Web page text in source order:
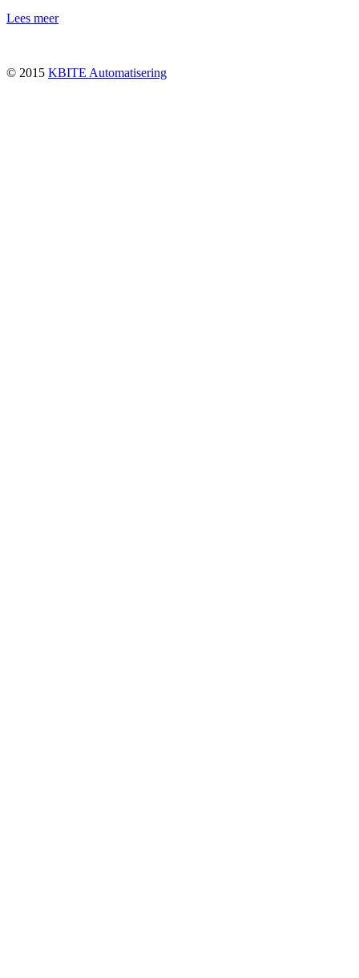
Lees meer
© 2015 KBITE Automatisering